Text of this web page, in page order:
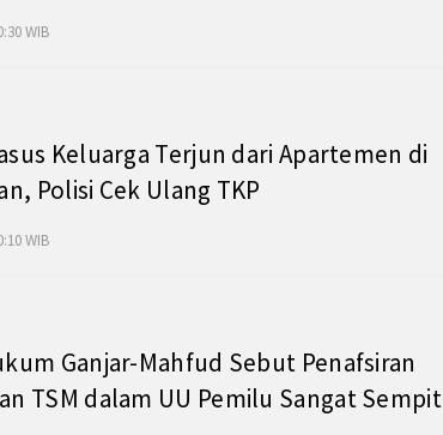
WIB
Keluarga Terjun dari Apartemen di
Polisi Cek Ulang TKP
WIB
Ganjar-Mahfud Sebut Penafsiran
TSM dalam UU Pemilu Sangat Sempit